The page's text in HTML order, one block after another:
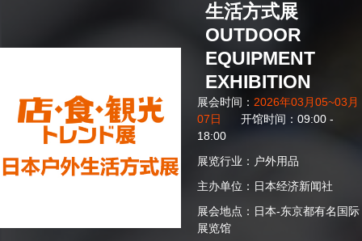
生活方式展
OUTDOOR
EQUIPMENT
EXHIBITION
展会时间： 2026年03月05~03 月
07日
开馆时间：09:00 -
18:00
展览行业：户外用品
主办单位：日本经济新闻社
展会地点：日本-东京都有名国际
展览馆